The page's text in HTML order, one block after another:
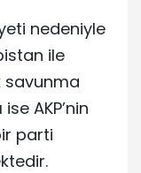
nedeniyle
ile
savunma
AKP’nin
parti